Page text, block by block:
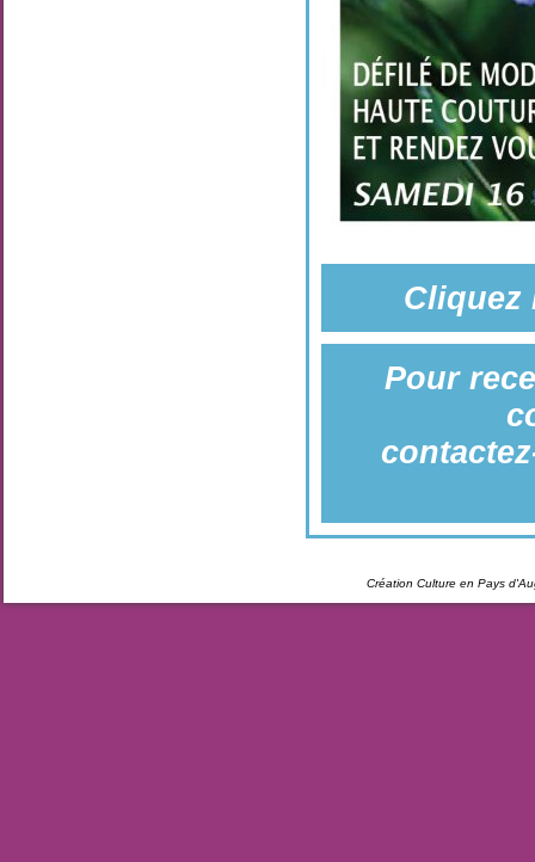
Cliquez
Pour
Création Culture en Pays